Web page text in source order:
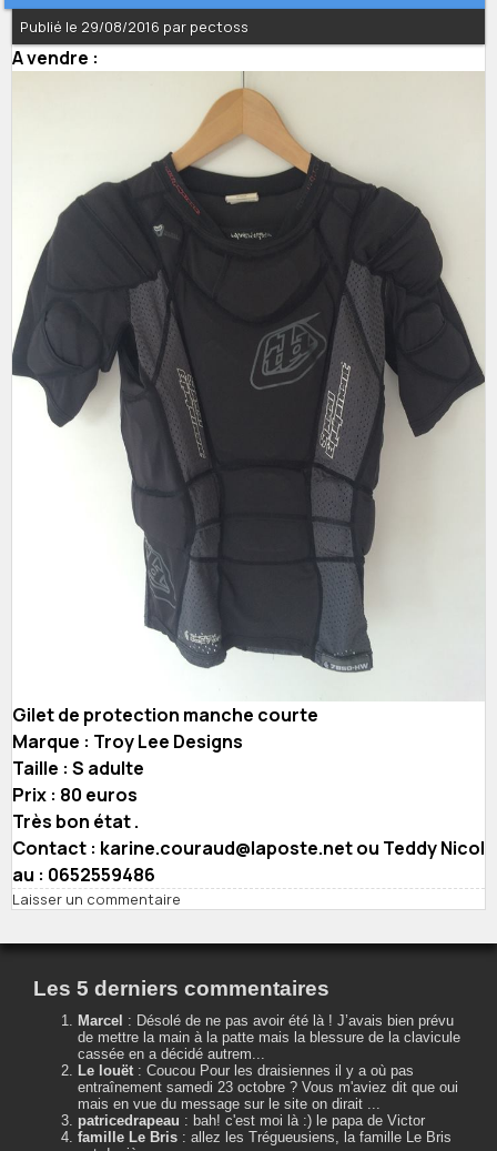
Publié le 29/08/2016 par pectoss
A vendre :
Gilet de protection manche courte
Marque : Troy Lee Designs
Taille : S adulte
Prix : 80 euros
Très bon état .
Contact : karine.couraud@laposte.net ou Teddy Nicol
au : 0652559486
Laisser un commentaire
Les 5 derniers commentaires
Marcel : Désolé de ne pas avoir été là ! J’avais bien prévu
de mettre la main à la patte mais la blessure de la clavicule
cassée en a décidé autrem...
Le louët: Coucou Pour les draisiennes il y a où pas
entraînement samedi 23 octobre ? Vous m'aviez dit que oui
mais en vue du message sur le site on dirait ...
patricedrapeau : bah! c'est moi là :) le papa de Victor
famille Le Bris : allez les Trégueusiens, la famille Le Bris